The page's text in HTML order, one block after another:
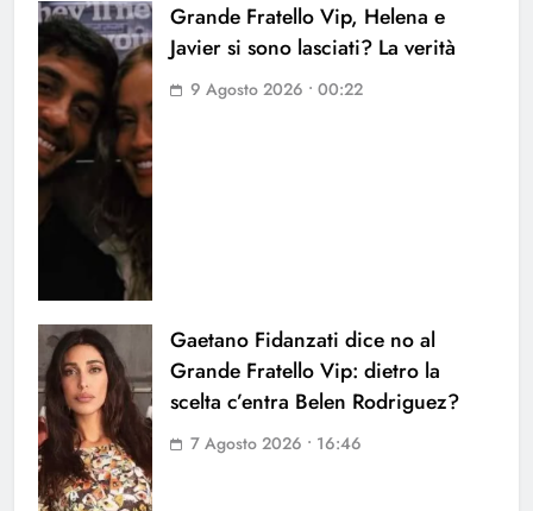
Grande Fratello Vip, Helena e
Javier si sono lasciati? La verità
9 Agosto 2026 • 00:22
Gaetano Fidanzati dice no al
Grande Fratello Vip: dietro la
scelta c’entra Belen Rodriguez?
7 Agosto 2026 • 16:46